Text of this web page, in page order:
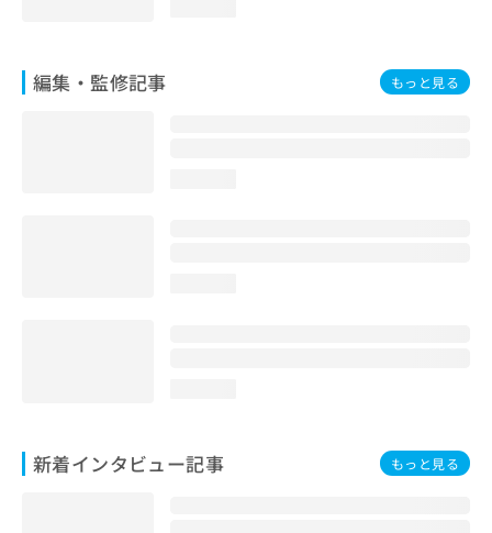
編集・監修記事 もっと見る
新着インタビュー記事 もっと見る